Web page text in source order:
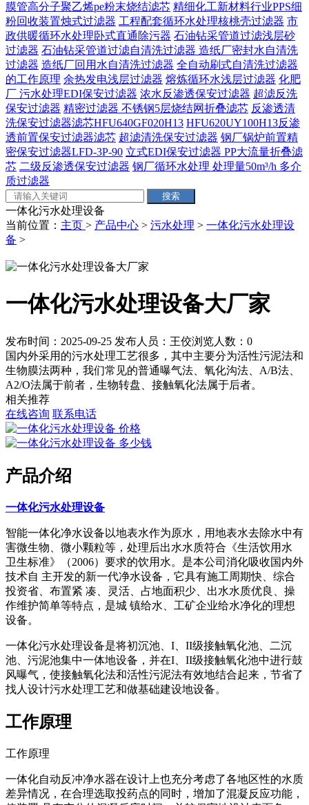
膜管高分子聚乙烯pe粉末烧结滤芯 精细化工新材料行业PPS细
粉回收装置烛式过滤器 工程配套循环水处理核桃壳过滤器 市
政供暖循环水处理卧式直通除污器 石油钻采管道过滤浅层砂
过滤器 石油钻采管道过滤自清洗过滤器 造纸厂密封水自清洗
过滤器 造纸厂回用水自清洗过滤器 全自动刷式自清洗过滤器
的工作原理 余热发电浅层过滤器 熔炼循环水浅层过滤器 化肥
厂 污水处理EDI保安过滤器 浓水反渗透保安过滤器 超滤反洗
保安过滤器 精密过滤器 不锈钢5层烧结网折叠滤芯 反渗透清
洗保安过滤器滤芯HFU640GF020H13 HFU620UY100H13反渗
透前置保安过滤器滤芯 超滤清洗保安过滤器 钢厂锅炉前置精
密保安过滤器LFD-3P-90 立式EDI保安过滤器 PP大流量折叠滤
芯 二级反渗透保安过滤器 钢厂循环水处理 处理量50m³/h 多介
质过滤器
一体化污水处理设备
当前位置： 主页 > 产品中心 > 污水处理 > 一体化污水处理设
备 >
一体化污水处理设备大厂家
发布时间：2025-09-25 发布人员：王佼浏览人数： 0
国内外采用的污水处理工艺很多，其中主要分为活性污泥法和
生物膜法两种，我们常见的普通曝气法、氧化沟法、A/B法、
A2/O法属于前者，生物转盘、接触氧化法属于后者。
相关推荐
在线咨询 联系电话
产品介绍
一体化污水处理设备
智能一体化净水设备以地表水作为原水，用地表水去除水中有
害微生物、微小颗粒等，处理后出水水质符合《生活饮用水
卫生标准》（2006）要求的饮用水。是本公司消化吸收国内外
技术自 主开发的新一代净水设备，它具有施工周期快、综合
投资省、布置紧 凑、灵活、占地面积少、出水水质优良、操
作维护简单等特点，是城 镇给水、工矿企业给水净化的理想
设备。
一体化污水处理设备是将初沉池、I、II级接触氧化池、二沉
池、污泥池集中一体地设备，并在I、II级接触氧化池中进行鼓
风曝气，使接触氧化法和活性污泥法有效地结合起来，节省了
找人设计污水处理工艺和做基础建设地设备。
工作原理
工作原理
一体化自动反冲净水器在设计上也充分考虑了各地区性的水质
差异情况，在合理选取投药点的同时，增加了混凝反应功能，